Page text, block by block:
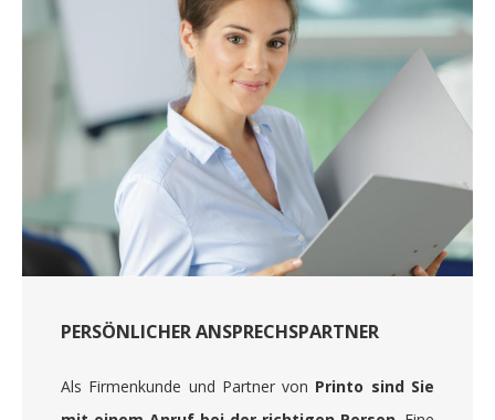
PERSÖNLICHER ANSPRECHSPARTNER
Als Firmenkunde und Partner von Printo sind Sie